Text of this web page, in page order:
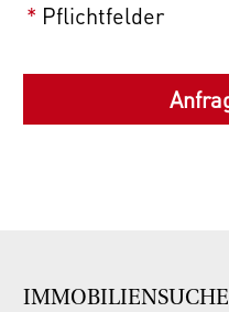
* Pflichtfelder
IMMOBILIENSUCHE